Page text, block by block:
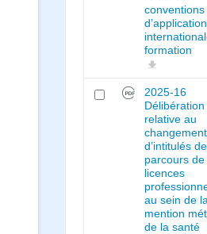
conventions
d’application
formation
2025-16
Délibération
relative au
changement
d’intitulés
parcours de
licences
au sein de
mention
de la santé